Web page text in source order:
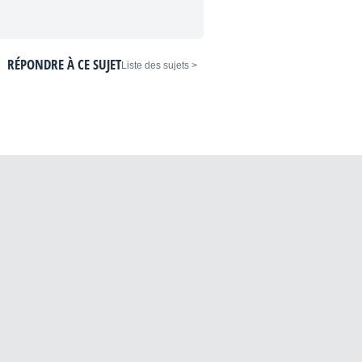
< Liste des sujets
RÉPONDRE À CE SUJET